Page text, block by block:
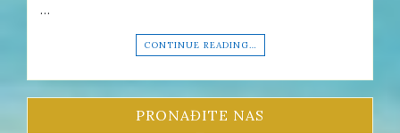
…
CONTINUE READING…
PRONAĐITE NAS